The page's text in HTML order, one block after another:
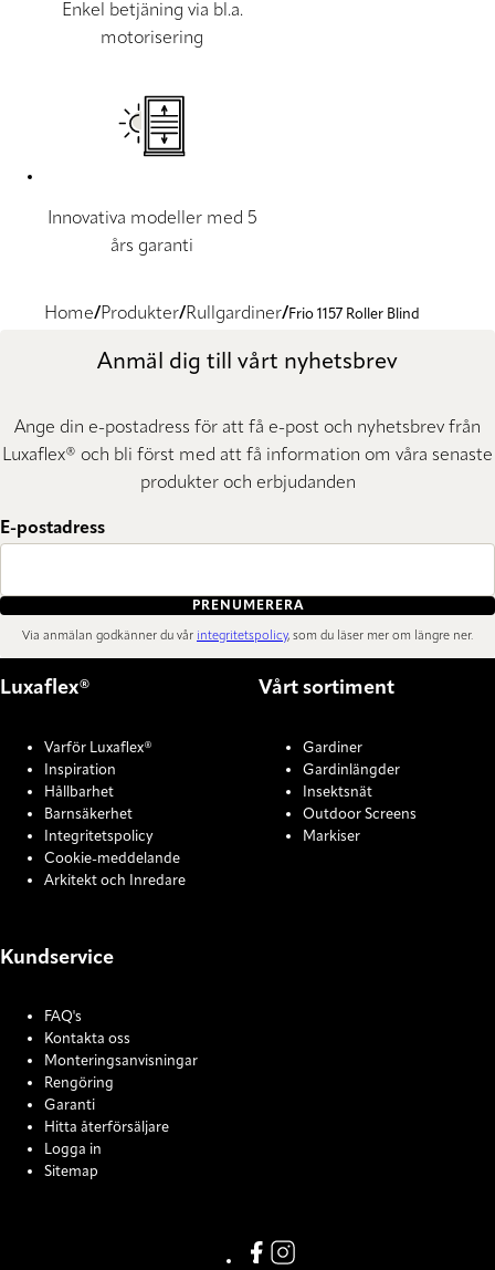
Enkel betjäning via bl.a.
motorisering
Innovativa modeller med 5
års garanti
Home Produkter Rullgardiner Frio 1157 Roller Blind
Anmäl dig till vårt nyhetsbrev
Ange din e-postadress för att få e-post och nyhetsbrev från
Luxaflex® och bli först med att få information om våra senaste
produkter och erbjudanden
E-postadress
PRENUMERERA
Via anmälan godkänner du vår integritetspolicy, som du läser mer om längre ner.
Luxaflex®
Varför Luxaflex®
Inspiration
Hållbarhet
Barnsäkerhet
Integritetspolicy
Cookie-meddelande
Arkitekt och Inredare
Vårt sortiment
Gardiner
Gardinlängder
Insektsnät
Outdoor Screens
Markiser
Kundservice
FAQ's
Kontakta oss
Monteringsanvisningar
Rengöring
Garanti
Hitta återförsäljare
Logga in
Sitemap
Link missing Display text from
Link missing Display text